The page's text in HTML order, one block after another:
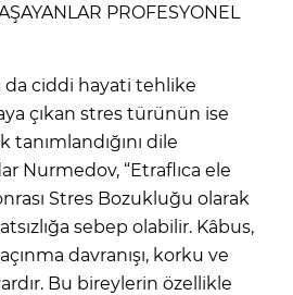
PROFESYONEL
da ciddi hayati tehlike
çıkan stres türünün ise
dile
Nurmedov, “Etraflıca ele
Stres Bozukluğu olarak
sebep olabilir. Kâbus,
davranışı, korku ve
Bu bireylerin özellikle